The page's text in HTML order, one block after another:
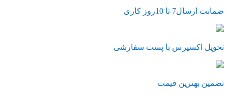
بسیار
دقیق
عدد
ضمانت ارسال7 تا 10روز کاری
تحویل اکسپرس با پست سفارشی
تضمین بهترین قیمت